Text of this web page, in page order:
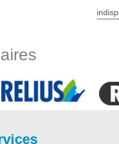
de votre façade à
des murs
performants et
sûrs en termes de
les travaux